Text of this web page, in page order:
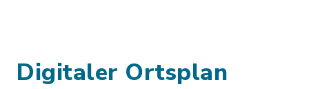
Digitaler Ortsplan